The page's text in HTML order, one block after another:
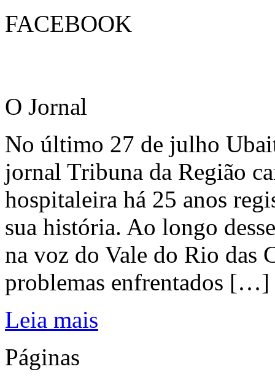
FACEBOOK
O Jornal
No último 27 de julho
jornal Tribuna da Região
hospitaleira há 25 anos
sua história. Ao longo
na voz do Vale do Rio das
problemas enfrentados […]
Leia mais
Páginas